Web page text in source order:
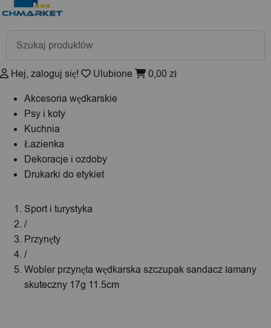
Wyszukiwarka
produktów
Hej, zaloguj się! Ulubione 0,00 zł
Akcesoria wędkarskie
Psy i koty
Kuchnia
Łazienka
Dekoracje i ozdoby
Drukarki do etykiet
Sport i turystyka
/
Przynęty
/
Wobler przynęta wędkarska szczupak sandacz łamany
skuteczny 17g 11.5cm